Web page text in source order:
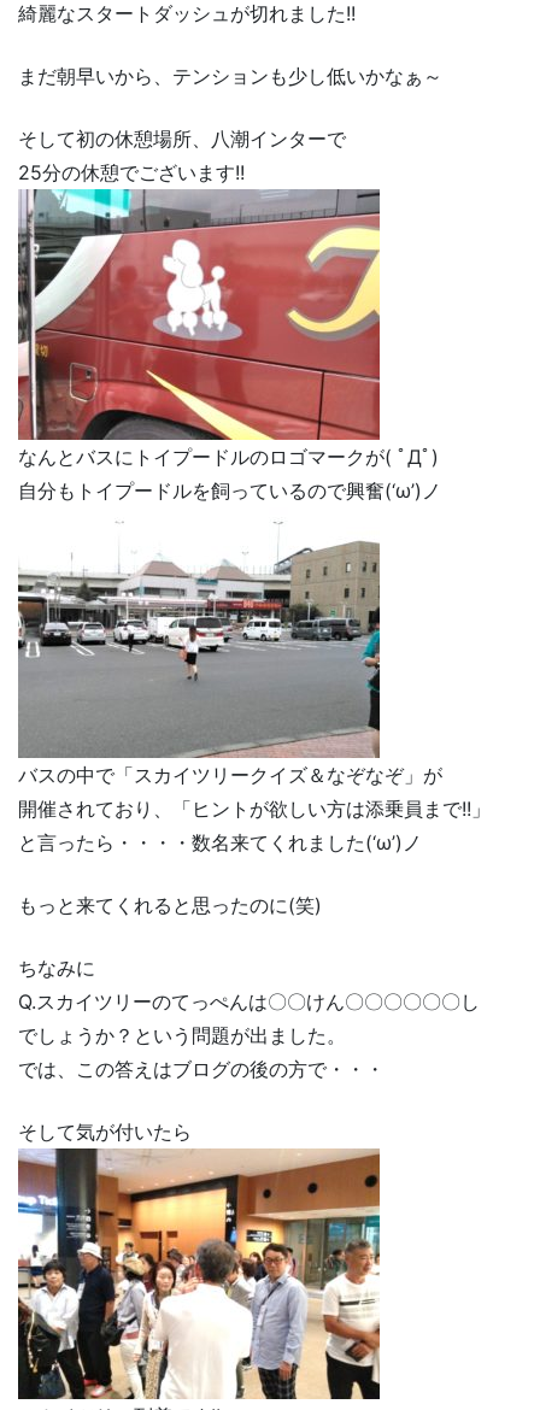
綺麗なスタートダッシュが切れました!!
まだ朝早いから、テンションも少し低いかなぁ～
そして初の休憩場所、八潮インターで
25分の休憩でございます!!
なんとバスにトイプードルのロゴマークが( ﾟДﾟ)
自分もトイプードルを飼っているので興奮(‘ω’)ノ
バスの中で「スカイツリークイズ＆なぞなぞ」が
開催されており、「ヒントが欲しい方は添乗員まで!!」
と言ったら・・・・数名来てくれました(‘ω’)ノ
もっと来てくれると思ったのに(笑)
ちなみに
Q.スカイツリーのてっぺんは〇〇けん〇〇〇〇〇〇し
でしょうか？という問題が出ました。
では、この答えはブログの後の方で・・・
そして気が付いたら